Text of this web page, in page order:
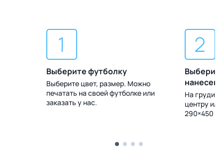
Выберите футболку
Выберите цвет, размер. Можно
печатать на своей футболке или
заказать у нас.
На груди,
центру
290×450